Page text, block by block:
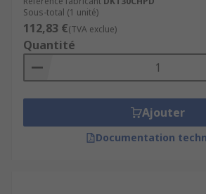
Sous-total (1 unité)
112,83 €(TVA exclue)
Quantité
Ajouter
Documentation